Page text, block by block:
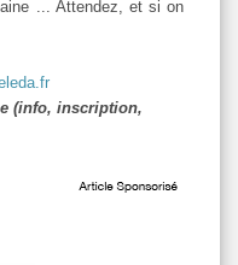
... Attendez, et si on
(info, inscription,